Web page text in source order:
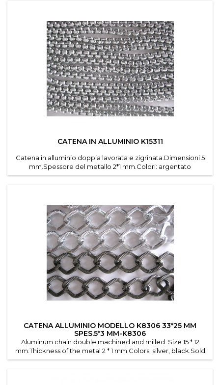
CATENA IN ALLUMINIO K15311
Catena in alluminio doppia lavorata e zigrinata.Dimensioni 5
mm.Spessore del metallo 2*1 mm.Colori: argentato
,dorato.Venduta in confezioni da mt.10 .
CATENA ALLUMINIO MODELLO K8306 33*25 MM
SPES.5*3 MM-K8306
Aluminum chain double machined and milled. Size 15 * 12
mm.Thickness of the metal 2 * 1 mm.Colors: silver, black.Sold
in packs of 10 m.